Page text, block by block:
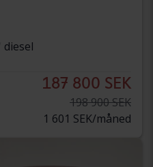
diesel
187 800 SEK
198 900 SEK
1 601 SEK/måned